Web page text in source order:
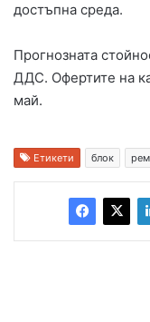
достъпна среда.
Прогнозната
ДДС. Офертите на
май.
Етикети блок